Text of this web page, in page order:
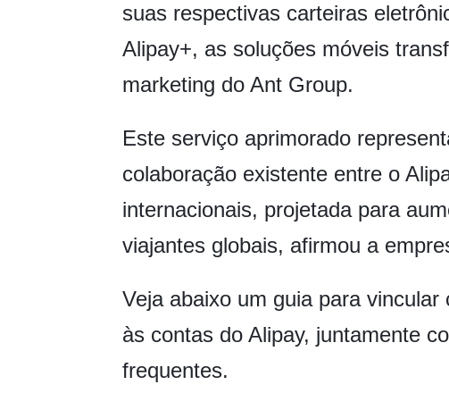
suas respectivas carteiras
Alipay+, as soluções móveis
marketing do Ant Group.
Este serviço aprimorado
colaboração existente entre o
internacionais, projetada para
viajantes globais, afirmou a
Veja abaixo um guia para
às contas do Alipay, juntamente
frequentes.